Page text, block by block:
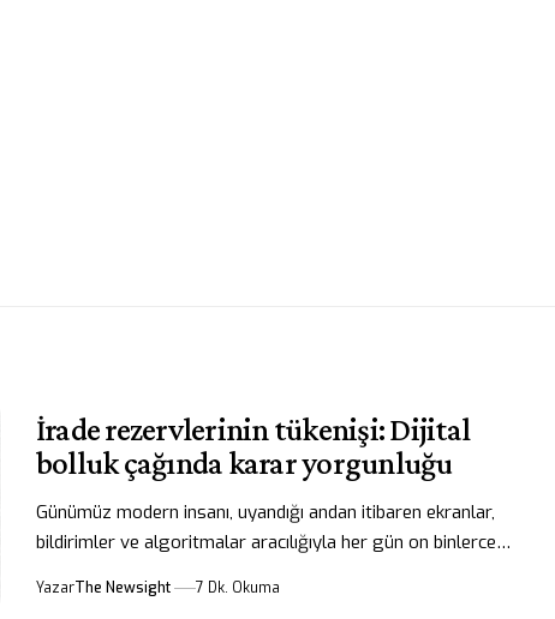
İrade rezervlerinin tükenişi: Dijital
bolluk çağında karar yorgunluğu
Günümüz modern insanı, uyandığı andan itibaren ekranlar,
bildirimler ve algoritmalar aracılığıyla her gün on binlerce…
YazarThe Newsight 7 Dk. Okuma